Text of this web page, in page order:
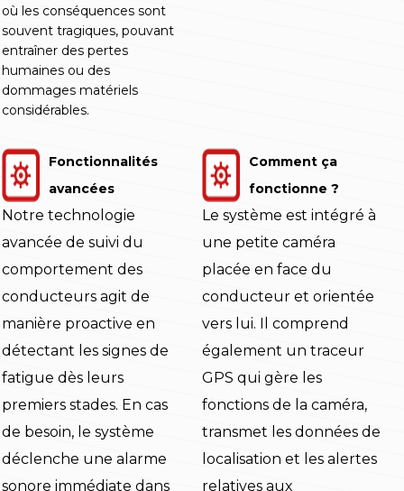
où les conséquences sont
souvent tragiques, pouvant
entraîner des pertes
humaines ou des
dommages matériels
considérables.
Fonctionnalités
avancées
Notre technologie
avancée de suivi du
comportement des
conducteurs agit de
manière proactive en
détectant les signes de
fatigue dès leurs
premiers stades. En cas
de besoin, le système
déclenche une alarme
sonore immédiate dans
Comment ça
fonctionne ?
Le système est intégré à
une petite caméra
placée en face du
conducteur et orientée
vers lui. Il comprend
également un traceur
GPS qui gère les
fonctions de la caméra,
transmet les données de
localisation et les alertes
relatives aux